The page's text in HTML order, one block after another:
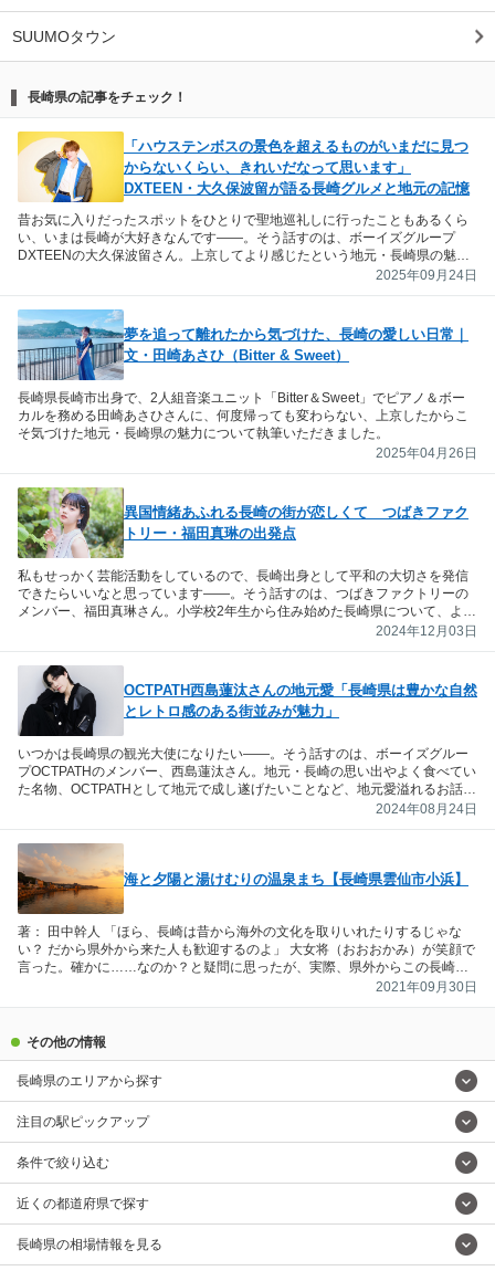
SUUMOタウン
長崎県の記事をチェック！
「ハウステンボスの景色を超えるものがいまだに見つ
からないくらい、きれいだなって思います」
DXTEEN・大久保波留が語る長崎グルメと地元の記憶
昔お気に入りだったスポットをひとりで聖地巡礼しに行ったこともあるくら
い、いまは長崎が大好きなんです――。そう話すのは、ボーイズグループ
DXTEENの大久保波留さん。上京してより感じたという地元・長崎県の魅
力、おすすめのグルメ、大好きなハウステンボスについて語っていただきま
2025年09月24日
夢を追って離れたから気づけた、長崎の愛しい日常｜
文・田崎あさひ（Bitter & Sweet）
長崎県長崎市出身で、2人組音楽ユニット「Bitter＆Sweet」でピアノ＆ボー
カルを務める田崎あさひさんに、何度帰っても変わらない、上京したからこ
そ気づけた地元・長崎県の魅力について執筆いただきました。
2025年04月26日
異国情緒あふれる長崎の街が恋しくて つばきファク
トリー・福田真琳の出発点
私もせっかく芸能活動をしているので、長崎出身として平和の大切さを発信
できたらいいなと思っています――。そう話すのは、つばきファクトリーの
メンバー、福田真琳さん。小学校2年生から住み始めた長崎県について、よく
通っていたお気に入りの場所や思い出の味など、その魅力を伺いました。
2024年12月03日
OCTPATH西島蓮汰さんの地元愛「長崎県は豊かな自然
とレトロ感のある街並みが魅力」
いつかは長崎県の観光大使になりたい――。そう話すのは、ボーイズグルー
プOCTPATHのメンバー、西島蓮汰さん。地元・長崎の思い出やよく食べてい
た名物、OCTPATHとして地元で成し遂げたいことなど、地元愛溢れるお話を
2024年08月24日
海と夕陽と湯けむりの温泉まち【長崎県雲仙市小浜】
著： 田中幹人 「ほら、長崎は昔から海外の文化を取りいれたりするじゃな
い？ だから県外から来た人も歓迎するのよ」 大女将（おおおかみ）が笑顔で
言った。確かに……なのか？と疑問に思ったが、実際、県外からこの長崎県
の小浜に来て6カ月経つ私はとても暮らしやすくこの地を気に入っている。島
スターバックスまで車で45分。そう、この距離感が意味することは自然豊か
学的な価値を持つ遺産としてユネスコから認めら…
2021年09月30日
その他の情報
長崎県のエリアから探す
注目の駅ピックアップ
条件で絞り込む
近くの都道府県で探す
長崎県の相場情報を見る